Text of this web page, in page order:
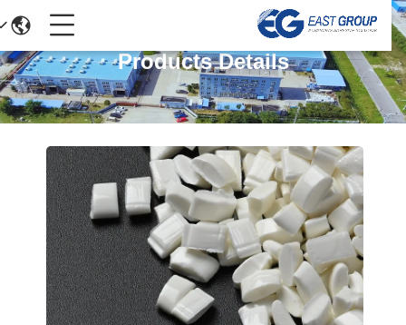
Products Details